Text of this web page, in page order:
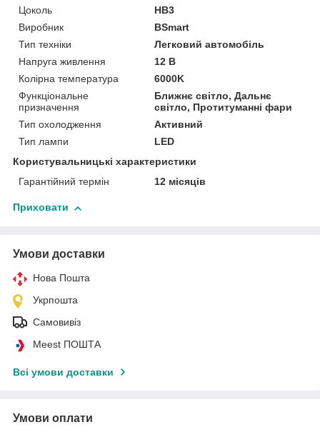
Цоколь
HB3
Виробник
BSmart
Тип техніки
Легковий автомобіль
Напруга живлення
12 В
Колірна температура
6000K
Функціональне
призначення
Ближнє світло, Дальнє
світло, Протитуманні фари
Тип охолодження
Активний
Тип лампи
LED
Користувальницькі характеристики
Гарантійний термін
12 місяців
Приховати
Умови доставки
Нова Пошта
Укрпошта
Самовивіз
Meest ПОШТА
Всі умови доставки
Умови оплати